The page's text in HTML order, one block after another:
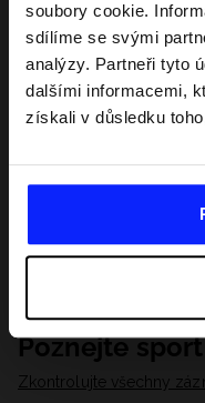
soubory cookie.
sdílíme se svými
analýzy. Partneři tyto
dalšími informacemi,
získali v důsledku
Poznejte
Zkontrolujte všechny